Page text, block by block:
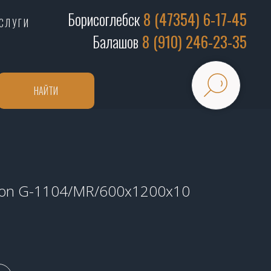
Борисоглебск8 (47354) 6-17-45
Балашов 8 (910) 246-23-35
НАЙТИ
G-1104/MR/600x1200x10